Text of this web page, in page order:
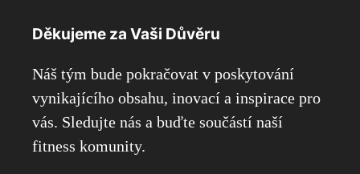
Děkujeme za Vaši Důvěru
Náš tým bude pokračovat v poskytování
vynikajícího obsahu, inovací a inspirace pro
vás. Sledujte nás a buďte součástí naší
fitness komunity.